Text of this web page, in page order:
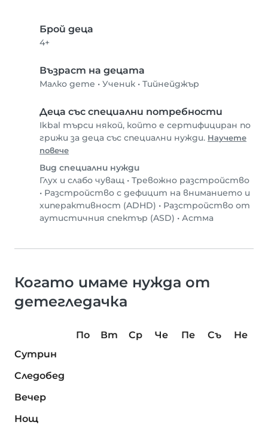
Брой деца
4+
Възраст на децата
Малко дете • Ученик • Тийнейджър
Деца със специални потребности
Ikbal търси някой, който е сертифициран по
грижи за деца със специални нужди. Научете
повече
Вид специални нужди
Глух и слабо чуващ • Тревожно разстройство
• Разстройство с дефицит на вниманието и
хиперактивност (ADHD) • Разстройство от
аутистичния спектър (ASD) • Астма
Когато имаме нужда от
детегледачка
По Вт Ср Че Пе Съ
Не
Сутрин
Следобед
Вечер
Нощ